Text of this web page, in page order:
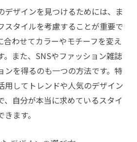
デザインを見つけるためには、ま
スタイルを考慮することが重要で
合わせてカラーやモチーフを変え
。また、SNSやファッション雑誌
ンを得るのも一つの方法です。特
用してトレンドや人気のデザイン
、自分が本当に求めているスタイ
ます。